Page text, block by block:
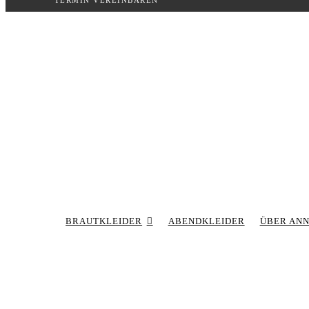
Inhalt
BRAUTKLEIDER ABENDKLEIDER ÜBER